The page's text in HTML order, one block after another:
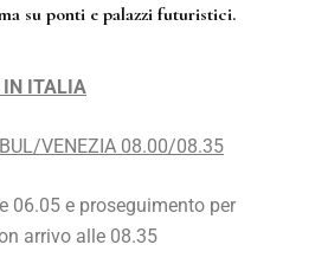
su ponti e palazzi futuristici.
ITALIA
VENEZIA 08.00/08.35
06.05 e proseguimento per
arrivo alle 08.35